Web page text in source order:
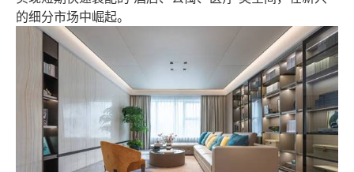
的细分市场中崛起。